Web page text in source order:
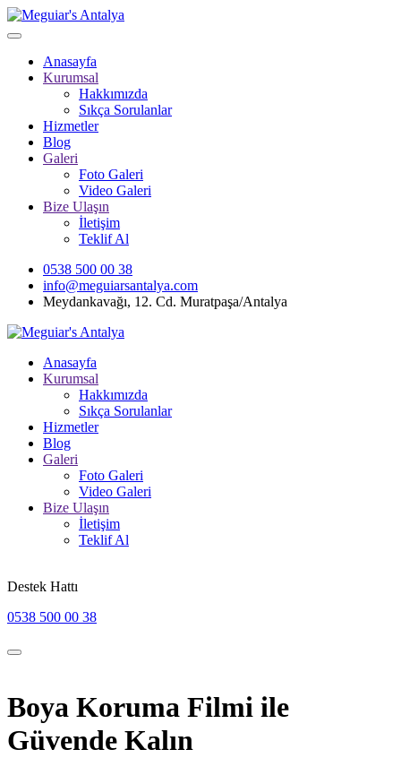
Anasayfa
Kurumsal
Hakkımızda
Sıkça Sorulanlar
Hizmetler
Blog
Galeri
Foto Galeri
Video Galeri
Bize Ulaşın
İletişim
Teklif Al
0538 500 00 38
info@meguiarsantalya.com
Meydankavağı, 12. Cd. Muratpaşa/Antalya
Anasayfa
Kurumsal
Hakkımızda
Sıkça Sorulanlar
Hizmetler
Blog
Galeri
Foto Galeri
Video Galeri
Bize Ulaşın
İletişim
Teklif Al
Destek Hattı
0538 500 00 38
Boya Koruma Filmi ile
Güvende Kalın